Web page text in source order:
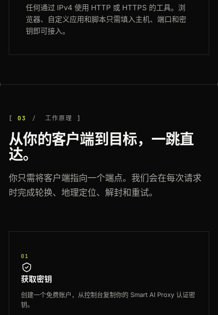
任何通过 IPv4 使用 HTTP 或 HTTPS 的工具。浏
览器、自定义应用和脚本只需填入主机、端口和密
钥即可接入。
03 工作原理
从你的客户端到目标，一跳直
达。
你只需将客户端指向一个端点。我们会在每次请求
时完成轮换、地理定位、解封和重试。
01
获取密钥
创建一个免费账户，从控制台复制你的 Smart AI Proxy 认证密
钥。